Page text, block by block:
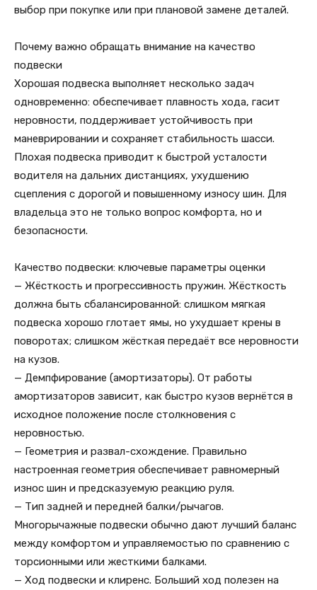
выбор при покупке или при плановой замене деталей.
Почему важно обращать внимание на качество
подвески
Хорошая подвеска выполняет несколько задач
одновременно: обеспечивает плавность хода, гасит
неровности, поддерживает устойчивость при
маневрировании и сохраняет стабильность шасси.
Плохая подвеска приводит к быстрой усталости
водителя на дальних дистанциях, ухудшению
сцепления с дорогой и повышенному износу шин. Для
владельца это не только вопрос комфорта, но и
безопасности.
Качество подвески: ключевые параметры оценки
— Жёсткость и прогрессивность пружин. Жёсткость
должна быть сбалансированной: слишком мягкая
подвеска хорошо глотает ямы, но ухудшает крены в
поворотах; слишком жёсткая передаёт все неровности
на кузов.
— Демпфирование (амортизаторы). От работы
амортизаторов зависит, как быстро кузов вернётся в
исходное положение после столкновения с
неровностью.
— Геометрия и развал-схождение. Правильно
настроенная геометрия обеспечивает равномерный
износ шин и предсказуемую реакцию руля.
— Тип задней и передней балки/рычагов.
Многорычажные подвески обычно дают лучший баланс
между комфортом и управляемостью по сравнению с
торсионными или жесткими балками.
— Ход подвески и клиренс. Больший ход полезен на